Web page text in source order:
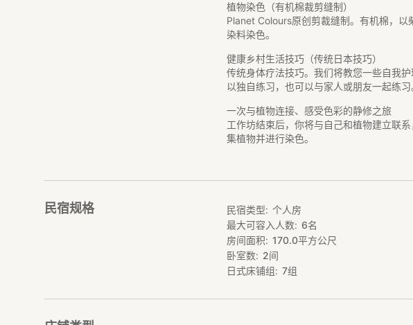
植物染色（有机棉裁剪缝制）
Planet Colours原创剪裁缝制。有机棉，以
染料染色。
健康乡村生活技巧（传统日本技巧）
传统身体疗法技巧。我们将教您一些自我
以独自练习，也可以与家人或朋友一起练习
一次与植物连接、感受色彩的静修之旅
工作坊结束后，你将与自己和植物建立联
集植物并进行染色。
民宿规格 民宿类型
个人房
最大可容入人数
6名
房间面积
170.0平方公尺
卧室数
2间
日式床铺组
7组